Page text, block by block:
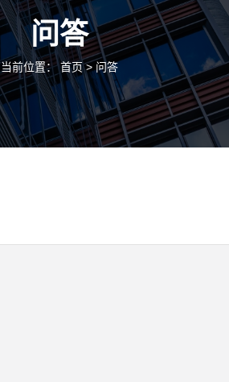
问答
当前位置：首页> 问答